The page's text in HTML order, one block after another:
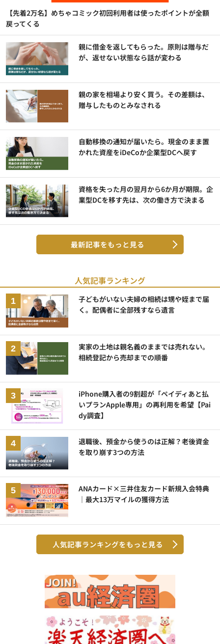
【先着2万名】めちゃコミック初回利用者は使ったポイントが全額
戻ってくる
親に借金を返してもらった。原則は贈与だ
が、返せない状態なら話が変わる
親の家を相場より安く買う。その差額は、
贈与したものとみなされる
自動移換の通知が届いたら。現金のまま置
かれた資産をiDeCoか企業型DCへ戻す
資格を失った月の翌月から6か月が期限。企
業型DCを移す先は、次の働き方で決まる
最新記事をもっと見る
人気記事ランキング
子どもがいない夫婦の相続は甥や姪まで届
く。配偶者に全部残すなら遺言
実家の土地は親名義のままでは売れない。
相続登記から売却までの順番
iPhone購入者の9割超が「ペイディあと払
いプランApple専用」の再利用を希望【Pai
dy調査】
退職後、預金から使うのは正解？老後資金
を取り崩す3つの方法
ANAカード×三井住友カード新規入会特典
｜最大13万マイルの獲得方法
人気記事ランキングをもっと見る